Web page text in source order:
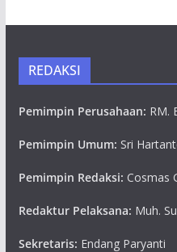
REDAKSI
Pemimpin Perusahaan: RM.
Pemimpin Umum: Sri
Pemimpin Redaksi: Cosmas
Redaktur Pelaksana: Muh.
Sekretaris: Endang Paryanti